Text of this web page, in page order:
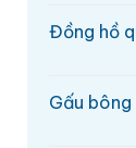
Đồng hồ
Gấu